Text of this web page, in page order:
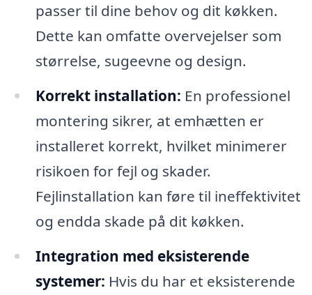
passer til dine behov og dit køkken.
Dette kan omfatte overvejelser som
størrelse, sugeevne og design.
Korrekt installation: En professionel
montering sikrer, at emhætten er
installeret korrekt, hvilket minimerer
risikoen for fejl og skader.
Fejlinstallation kan føre til ineffektivitet
og endda skade på dit køkken.
Integration med eksisterende
systemer: Hvis du har et eksisterende